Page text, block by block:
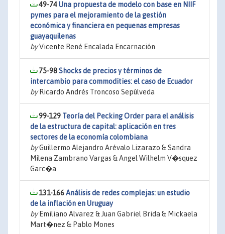
49-74Una propuesta de modelo con base en NIIF
pymes para el mejoramiento de la gestión
económica y financiera en pequenas empresas
guayaquilenas
byVicente René Encalada Encarnación
75-98Shocks de precios y términos de
intercambio para commodities: el caso de Ecuador
byRicardo Andrés Troncoso Sepúlveda
99-129 Teoría del Pecking Order para el análisis
de la estructura de capital: aplicación en tres
sectores de la economía colombiana
byGuillermo Alejandro Arévalo Lizarazo & Sandra
Milena Zambrano Vargas & Angel Wilhelm V�squez
Garc�a
131-166Análisis de redes complejas: un estudio
de la inflación en Uruguay
byEmiliano Alvarez & Juan Gabriel Brida & Mickaela
Mart�nez & Pablo Mones